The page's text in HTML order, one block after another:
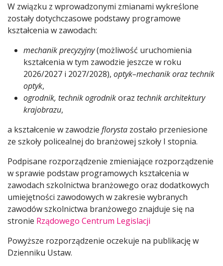
W związku z wprowadzonymi zmianami wykreślone
zostały dotychczasowe podstawy programowe
kształcenia w zawodach:
mechanik precyzyjny(możliwość uruchomienia
kształcenia w tym zawodzie jeszcze w roku
2026/2027 i 2027/2028), optyk–mechanik oraz technik
optyk,
ogrodnik, technik ogrodnikoraz technik architektury
krajobrazu,
a kształcenie w zawodzie florysta zostało przeniesione
ze szkoły policealnej do branżowej szkoły I stopnia.
Podpisane rozporządzenie zmieniające rozporządzenie
w sprawie podstaw programowych kształcenia w
zawodach szkolnictwa branżowego oraz dodatkowych
umiejętności zawodowych w zakresie wybranych
zawodów szkolnictwa branżowego znajduje się na
stronie Rządowego Centrum Legislacji
Powyższe rozporządzenie oczekuje na publikację w
Dzienniku Ustaw.